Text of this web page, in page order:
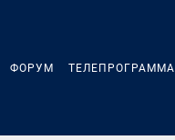
ФОРУМ ТЕЛЕПРОГРАММА